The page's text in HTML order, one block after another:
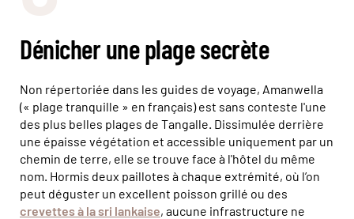
Dénicher une plage secrète
Non répertoriée dans les guides de voyage, Amanwella
(« plage tranquille » en français) est sans conteste l'une
des plus belles plages de Tangalle. Dissimulée derrière
une épaisse végétation et accessible uniquement par un
chemin de terre, elle se trouve face à l'hôtel du même
nom. Hormis deux paillotes à chaque extrémité, où l’on
peut déguster un excellent poisson grillé ou des
crevettes à la sri lankaise, aucune infrastructure ne